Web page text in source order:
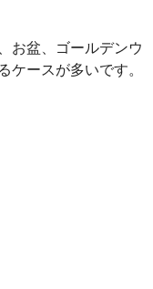
お盆、ゴールデンウ
ケースが多いです。